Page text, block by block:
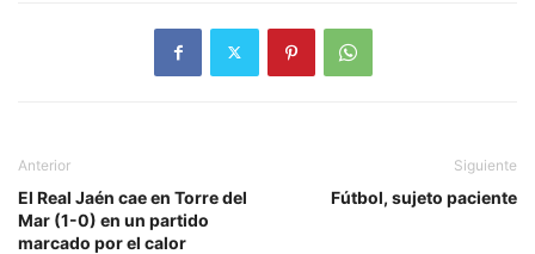
Anterior
El Real Jaén cae en Torre del
Mar (1-0) en un partido
marcado por el calor
Siguiente
Fútbol, sujeto paciente